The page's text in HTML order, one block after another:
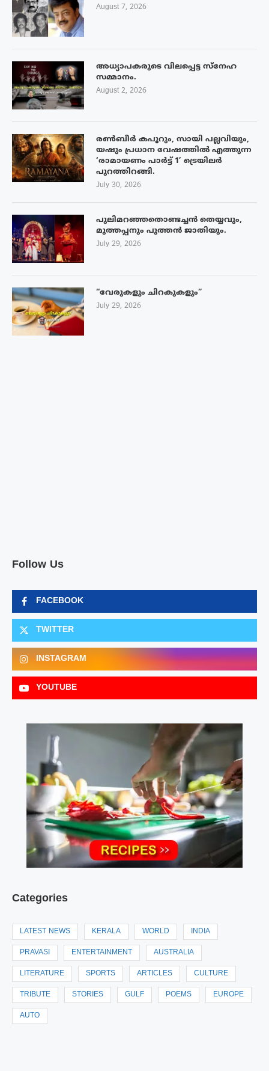
August 7, 2026
അധ്യാപകരുടെ വിലപ്പെട്ട സ്നേഹ
സമ്മാനം.
August 2, 2026
രൺബീർ കപൂറും, സായി പല്ലവിയും,
യഷും പ്രധാന വേഷത്തിൽ എത്തുന്ന
‘രാമായണം പാർട്ട് 1’ ട്രെയിലർ
പുറത്തിറങ്ങി.
July 30, 2026
പുലിമറഞ്ഞതൊണ്ടച്ചൻ തെയ്യവും,
മുത്തപ്പനും പുത്തൻ ജാതിയും.
July 29, 2026
“വേരുകളും ചിറകുകളും”
July 29, 2026
Follow Us
FACEBOOK
TWITTER
INSTAGRAM
YOUTUBE
Categories
LATEST NEWS KERALA WORLD INDIA
PRAVASI ENTERTAINMENT AUSTRALIA
LITERATURE SPORTS ARTICLES CULTURE
TRIBUTE STORIES GULF POEMS EUROPE
AUTO